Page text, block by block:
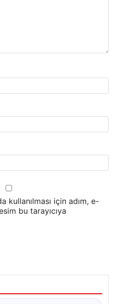
kullanılması için adım, e-
bu tarayıcıya